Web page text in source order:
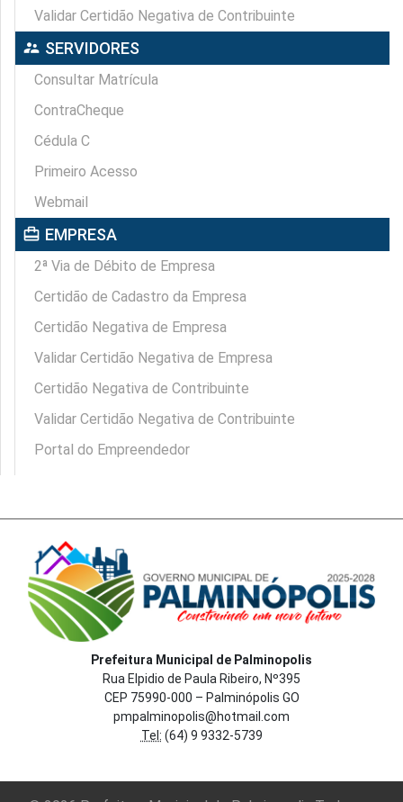
Validar Certidão Negativa de Contribuinte
supervisor_account SERVIDORES
Consultar Matrícula
ContraCheque
Cédula C
Primeiro Acesso
Webmail
card_travel EMPRESA
2ª Via de Débito de Empresa
Certidão de Cadastro da Empresa
Certidão Negativa de Empresa
Validar Certidão Negativa de Empresa
Certidão Negativa de Contribuinte
Validar Certidão Negativa de Contribuinte
Portal do Empreendedor
Prefeitura Municipal de Palminopolis
Rua Elpidio de Paula Ribeiro, Nº395
CEP 75990-000 – Palminópolis GO
pmpalminopolis@hotmail.com
Tel: (64) 9 9332-5739